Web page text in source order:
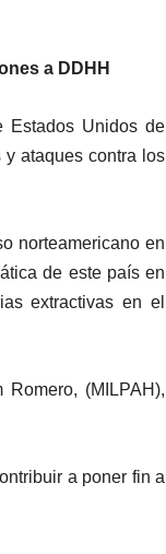
a DDHH
Estados Unidos de
ataques contra los
norteamericano en
de este país en
extractivas en el
(MILPAH),
a poner fin a